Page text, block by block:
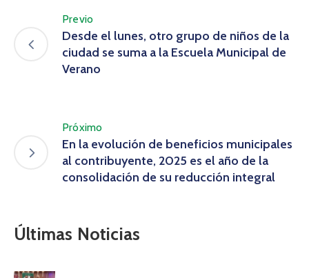
Previo
Desde el lunes, otro grupo de niños de la
ciudad se suma a la Escuela Municipal de
Verano
Próximo
En la evolución de beneficios municipales
al contribuyente, 2025 es el año de la
consolidación de su reducción integral
Últimas Noticias